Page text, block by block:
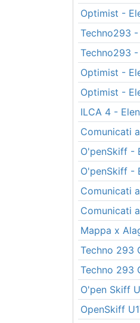
Optimist -
Techno293
Techno293
Optimist -
Optimist -
ILCA 4 -
Comunicati
O'penSkiff -
O'penSkiff -
Comunicati
Comunicati
Mappa x
Techno 293
Techno 293
O'pen Skiff
OpenSkiff